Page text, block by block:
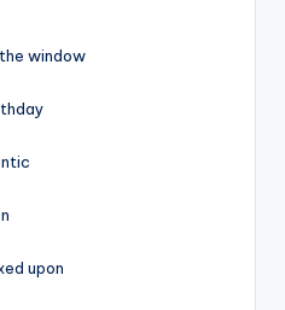
the window
upon